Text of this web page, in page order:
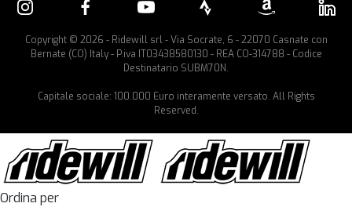
Copyright © 2026 - Ridewill srl - Via Socrate, 6 - 22070 Casnate con
Bernate (CO) Italy - P.iva IT03438580130 - REA CO-314788 - Codice
Destinatario SUBM70N.
Capitale sociale: 100.000 Euro interamente versato. All Rights
Reserved.
Ordina per